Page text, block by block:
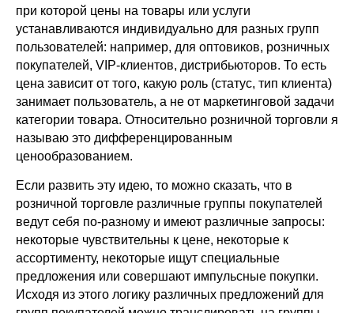
при которой цены на товары или услуги
устанавливаются индивидуально для разных групп
пользователей: например, для оптовиков, розничных
покупателей, VIP-клиентов, дистрибьюторов. То есть
цена зависит от того, какую роль (статус, тип клиента)
занимает пользователь, а не от маркетинговой задачи
категории товара. Относительно розничной торговли я
называю это дифференцированным
ценообразованием.
Если развить эту идею, то можно сказать, что в
розничной торговле различные группы покупателей
ведут себя по-разному и имеют различные запросы:
некоторые чувствительны к цене, некоторые к
ассортименту, некоторые ищут специальные
предложения или совершают импульсные покупки.
Исходя из этого логику различных предложений для